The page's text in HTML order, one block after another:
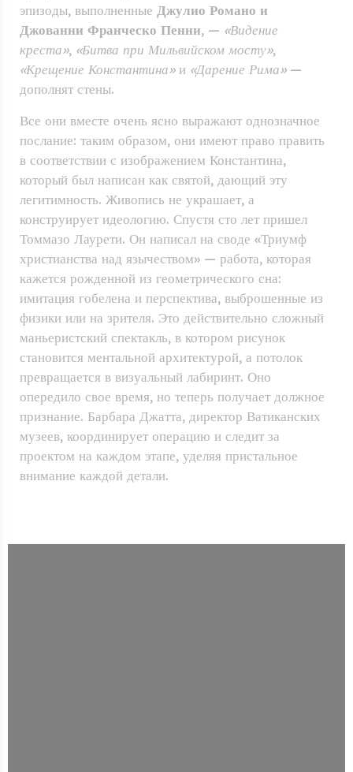
эпизоды, выполненные Джулио Романо и
Джованни Франческо Пенни, — «Видение
креста», «Битва при Мильвийском мосту»,
«Крещение Константина»и «Дарение Рима»—
дополнят стены.
Все они вместе очень ясно выражают однозначное
послание: таким образом, они имеют право править
в соответствии с изображением Константина,
который был написан как святой, дающий эту
легитимность. Живопись не украшает, а
конструирует идеологию. Спустя сто лет пришел
Томмазо Лаурети. Он написал на своде «Триумф
христианства над язычеством» — работа, которая
кажется рожденной из геометрического сна:
имитация гобелена и перспектива, выброшенные из
физики или на зрителя. Это действительно сложный
маньеристский спектакль, в котором рисунок
становится ментальной архитектурой, а потолок
превращается в визуальный лабиринт. Оно
опередило свое время, но теперь получает должное
признание. Барбара Джатта, директор Ватиканских
музеев, координирует операцию и следит за
проектом на каждом этапе, уделяя пристальное
внимание каждой детали.